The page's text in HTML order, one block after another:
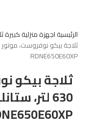
الرئيسيةاجهزة منزلية كبيرة
RDNE650E60XP
ثلاجة بيكو
630 لتر،